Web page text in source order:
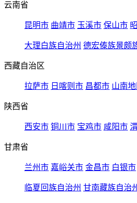
云南省
昆明市 曲靖市 玉溪市 保山市
大理白族自治州 德宏傣族景颇
西藏自治区
拉萨市 日喀则市 昌都市 山南
陕西省
西安市 铜川市 宝鸡市 咸阳市
甘肃省
兰州市 嘉峪关市 金昌市 白银市
临夏回族自治州 甘南藏族自治